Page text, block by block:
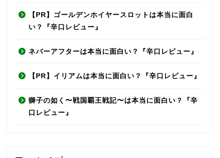
【PR】ゴールデンホイヤースロットは本当に面白
い？『辛口レビュー』
ネバーアフターは本当に面白い？『辛口レビュー』
【PR】イリアムは本当に面白い？『辛口レビュー』
獅子の如く〜戦国覇王戦記〜は本当に面白い？『辛
口レビュー』